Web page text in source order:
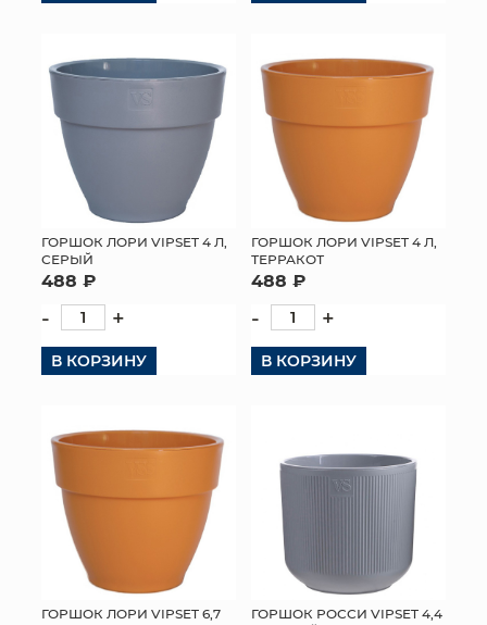
ГОРШОК ЛОРИ VIPSET 4 Л,
СЕРЫЙ
488 ₽
- +
В КОРЗИНУ
ГОРШОК ЛОРИ VIPSET 4 Л,
ТЕРРАКОТ
488 ₽
- +
В КОРЗИНУ
ГОРШОК ЛОРИ VIPSET 6,7
ГОРШОК РОССИ VIPSET 4,4